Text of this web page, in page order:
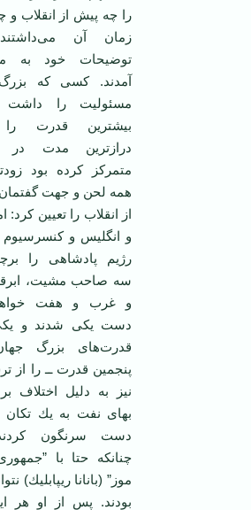
را چه پیش از انقلاب و
زمان آن
توضیحات خود به
آمدند. کسی كه
مسئولیت را داشت
بیشترین قدرت
درازترین مدت در
‏متمركز كرده بود
همه لحن و جهت
از انقلاب را تعیین كرد:
و انگلیس و
رژیم پادشاهی را
سه صاحب مشیت،
و غرب و هفت
دست ‏یكی شدند و
قدرت‌های بزرگ
پنجمین قدرت ــ را از
نیز به دلیل اختلاف
بهای ‏نفت به یك تكان
دست سرنگون
چنانكه حتا با
موز” (بانانا ریپابلیك)
‏بودند. پس از او هر